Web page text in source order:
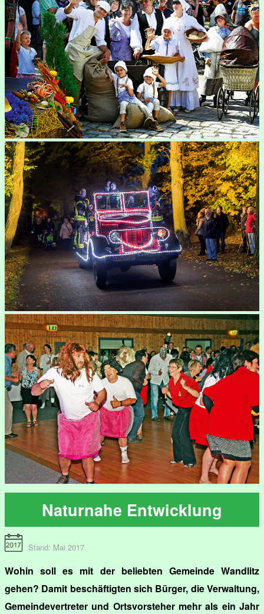
Naturnahe Entwicklung
Stand: Mai 2017
Wohin soll es mit der beliebten Gemeinde Wandlitz
gehen? Damit beschäftigten sich Bürger, die Verwaltung,
Gemeindevertreter und Ortsvorsteher mehr als ein Jahr